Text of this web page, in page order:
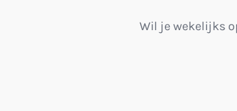
Wil je wekelijks